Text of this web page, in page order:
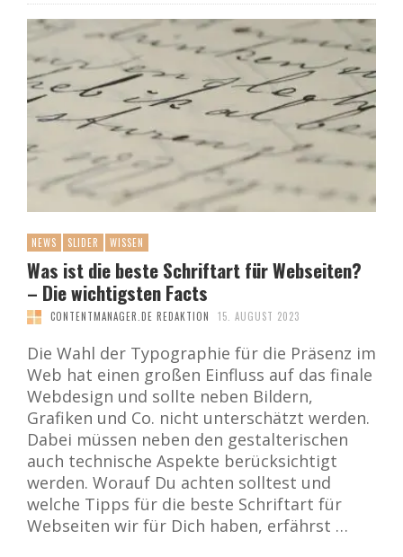
NEWS SLIDER WISSEN
Was ist die beste Schriftart für Webseiten?
– Die wichtigsten Facts
CONTENTMANAGER.DE REDAKTION 15. AUGUST 2023
Die Wahl der Typographie für die Präsenz im
Web hat einen großen Einfluss auf das finale
Webdesign und sollte neben Bildern,
Grafiken und Co. nicht unterschätzt werden.
Dabei müssen neben den gestalterischen
auch technische Aspekte berücksichtigt
werden. Worauf Du achten solltest und
welche Tipps für die beste Schriftart für
Webseiten wir für Dich haben, erfährst …